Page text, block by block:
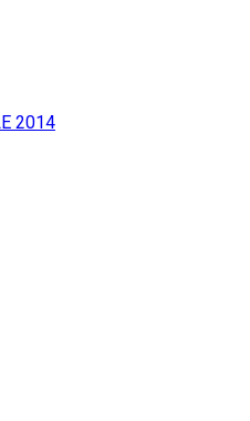
2014